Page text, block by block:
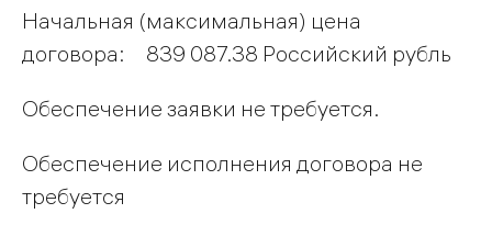
Начальная (максимальная) цена
договора: 839 087.38 Российский рубль
Обеспечение заявки не требуется.
Обеспечение исполнения договора не
требуется